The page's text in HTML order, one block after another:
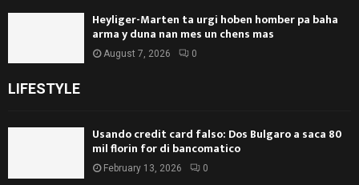
Heyliger-Marten ta urgi hoben homber pa baha
arma y duna nan mes un chens mas
August 7, 2026 0
LIFESTYLE
Usando credit card falso: Dos Bulgaro a saca 80
mil florin for di bancomatico
February 13, 2026 0